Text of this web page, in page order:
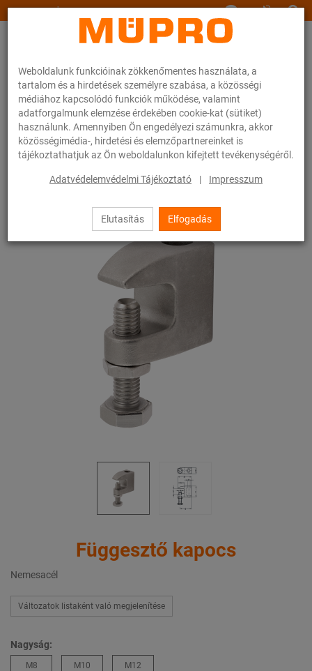
Weboldalunk funkcióinak zökkenőmentes használata, a
tartalom és a hirdetések személyre szabása, a közösségi
médiához kapcsolódó funkciók működése, valamint
adatforgalmunk elemzése érdekében cookie-kat (sütiket)
használunk. Amennyiben Ön engedélyezi számunkra, akkor
közösségimédia-, hirdetési és elemzőpartnereinket is
tájékoztathatjuk az Ön weboldalunkon kifejtett tevékenységéről.
Adatvédelemvédelmi Tájékoztató | Impresszum
Elutasítás Elfogadás
www.muepro.hu
Webáruhàz Rögzítéstechnika Szerelési anyagok Függesztő kapocs
64 / 83
Függesztő kapocs
Nemesacél
Változatok listaként való megjelenítése
Nagyság:
M8 M10 M12